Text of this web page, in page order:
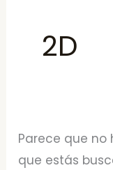
2D
Parece que
que estás